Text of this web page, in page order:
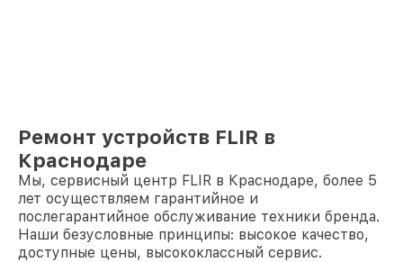
Ремонт устройств FLIR в
Краснодаре
Мы, сервисный центр FLIR в Краснодаре, более 5
лет осуществляем гарантийное и
послегарантийное обслуживание техники бренда.
Наши безусловные принципы: высокое качество,
доступные цены, высококлассный сервис.